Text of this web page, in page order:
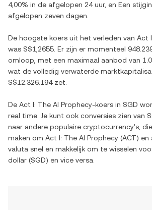
4,00% in de afgelopen 24 uur, en Een
afgelopen zeven dagen.
De hoogste koers uit het verleden van Act
was S$1,2655 . Er zijn er momenteel
omloop, met een maximaal aanbod van
wat de volledig verwaterde
S$12.326.194zet.
De Act I: The AI Prophecy-koers in SGD
real time. Je kunt ook conversies zien van
naar andere populaire cryptocurrency's,
maken om Act I: The AI Prophecy (ACT) en
valuta snel en makkelijk om te wisselen
dollar (SGD) en vice versa.